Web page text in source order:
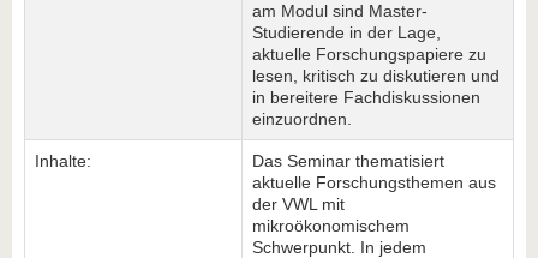
am Modul sind Master-
Studierende in der Lage,
aktuelle Forschungspapiere zu
lesen, kritisch zu diskutieren und
in bereitere Fachdiskussionen
einzuordnen.
Inhalte:
Das Seminar thematisiert
aktuelle Forschungsthemen aus
der VWL mit
mikroökonomischem
Schwerpunkt. In jedem